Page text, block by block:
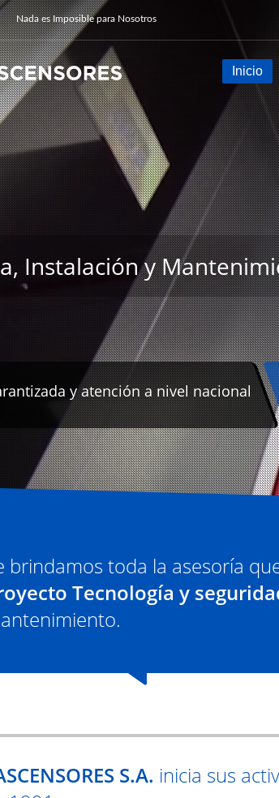
Nada es Imposible para Nosotros
Inicio
brindamos toda la asesoría
Tecnología y
S.A. inicia sus